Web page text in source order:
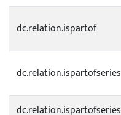
dc.relation.ispartof
dc.relation.ispartofseries
dc.relation.ispartofseries